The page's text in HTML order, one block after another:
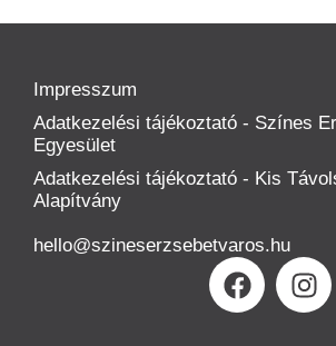
Impresszum
Adatkezelési tájékoztató - Színes
Egyesület
Adatkezelési tájékoztató - Kis
Alapítvány
hello@szineserzsebetvaros.hu